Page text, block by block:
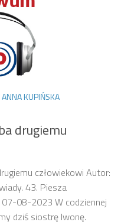
ANNA KUPIŃSKA
drugiemu
człowiekowi Autor:
43. Piesza
07-08-2023 W codziennej
dziś siostrę Iwonę.